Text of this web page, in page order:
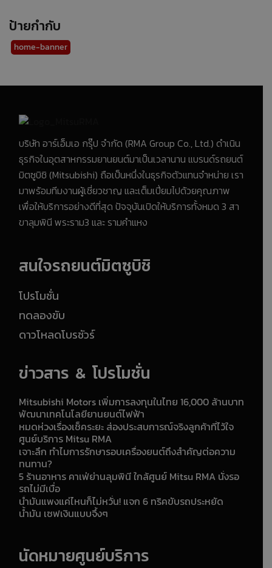
ป้ายกำกับ
home-banner
บริษัท อาร์เอ็มเอ กรุ๊ป จำกัด (RMA Group Co., Ltd.) ดำเนิน
ธุรกิจในอุตสาหกรรมยานยนต์มาเป็นเวลานาน แบรนด์รถยนต์
มิตซูบิชิ (Mitsubishi) ถือเป็นหนึ่งในธุรกิจตัวแทนจำหน่าย เรา
มาพร้อมทีมงานผู้เชี่ยวชาญ และเต็มเปี่ยมไปด้วยคุณภาพ
เพื่อให้บริการอย่างดีที่สุด ปัจจุบันเปิดให้บริการทั้งหมด 3 สา
ขาลุมพินี พระราม3 และ รามคำแหง
สนใจรถยนต์มิตซูบิชิ
โปรโมชั่น
ทดลองขับ
ดาวโหลดโบรชัวร์
ข่าวสาร & โปรโมชั่น
Mitsubishi Motors เพิ่มการลงทุนในไทย 16,000 ล้านบาท
พัฒนาเทคโนโลยียานยนต์ไฟฟ้า
หมดห่วงเรื่องเช็คระยะ ส่องประสบการณ์จริงลูกค้าที่ไว้ใจ
ศูนย์บริการ Mitsu RMA
เจาะลึก ทำไมการรักษารอบเครื่องยนต์ถึงสำคัญต่อความ
ทนทาน?
5 ร้านอาหาร คาเฟ่ย่านลุมพินี ใกล้ศูนย์ Mitsu RMA นั่งรอ
รถไม่มีเบื่อ
น้ำมันแพงแค่ไหนก็ไม่หวั่น! แจก 6 ทริคขับรถประหยัด
น้ำมัน เซฟเงินแบบจึ้งๆ
นัดหมายศูนย์บริการ